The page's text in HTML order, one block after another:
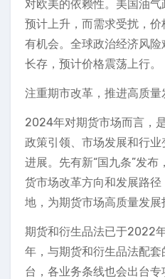
对欧美的依赖性。美国油
预计上升，而需求受扰，
有机会。全球政治经济风
长存，预计价格震荡上行。
注重期市改革，推进高质量
2024年对期货市场而言，
政策引领、市场发展和行
进展。先有新“国九条”发
货市场改革方向和发展路
地，为期货市场高质量发展
期货和衍生品法已于2022
年，与期货和衍生品法配
台，各业务条线也会出台